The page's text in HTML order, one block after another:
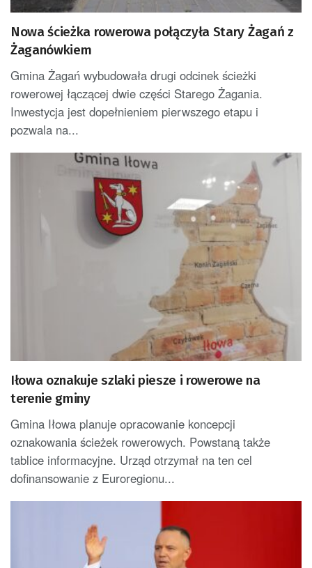
Nowa ścieżka rowerowa połączyła Stary Żagań z
Żaganówkiem
Gmina Żagań wybudowała drugi odcinek ścieżki
rowerowej łączącej dwie części Starego Żagania.
Inwestycja jest dopełnieniem pierwszego etapu i
pozwala na...
Iłowa oznakuje szlaki piesze i rowerowe na
terenie gminy
Gmina Iłowa planuje opracowanie koncepcji
oznakowania ścieżek rowerowych. Powstaną także
tablice informacyjne. Urząd otrzymał na ten cel
dofinansowanie z Euroregionu...